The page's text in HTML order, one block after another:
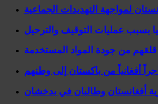
لمواجهة التهديدات الجماعية
بسبب عمليات التوقيف والترحيل
من جودة المواد المستخدمة
أفغانستان وطالبان في بدخشان